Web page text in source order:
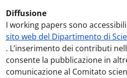
Diffusione
I working papers sono
sito web del Dipartimento di
. L’inserimento dei contributi
consente la pubblicazione in
comunicazione al Comitato